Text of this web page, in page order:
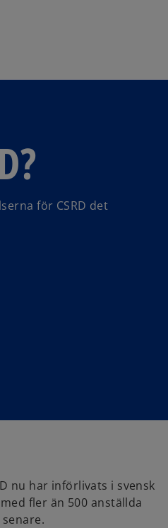
för CSRD det
nu har införlivats i svensk
fler än 500 anställda